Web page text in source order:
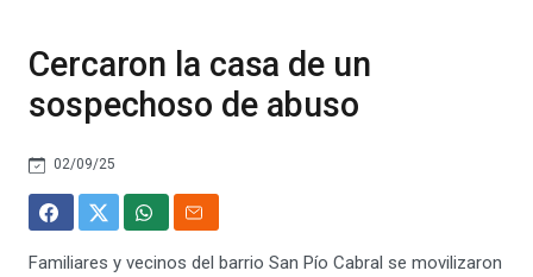
Cercaron la casa de un
sospechoso de abuso
02/09/25
Familiares y vecinos del barrio San Pío Cabral se movilizaron